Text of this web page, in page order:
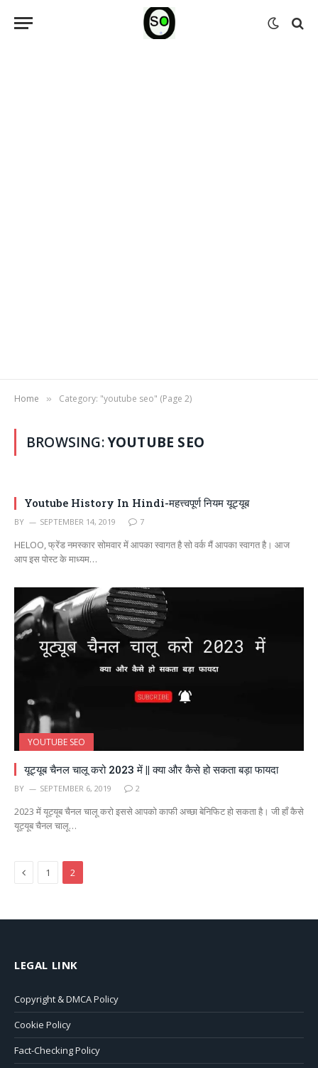
Home » Category: "youtube seo" (Page 2)
BROWSING:YOUTUBE SEO
Youtube History In Hindi-महत्त्वपूर्ण नियम यूट्यूब
BY SEPTEMBER 14, 2019 7
HELOO, फ्रेंड नमस्कार सोमवार में आपका स्वागत है सो वर्क मैं आपका स्वागत है। आज
आप इस पोस्ट के माध्यम…
YOUTUBE SEO
यूट्यूब चैनल चालू करो 2023 में || क्या और कैसे हो सकता बड़ा फायदा
BY SEPTEMBER 6, 2019 2
2023 में यूट्यूब चैनल चालू करो इससे आपको काफी अच्छा बेनिफिट हो सकता है। जी हाँ कैसे
यूट्यूब चैनल चालू…
Previous
1 2
LEGAL LINK
Copyright & DMCA Policy
Cookie Policy
Fact-Checking Policy